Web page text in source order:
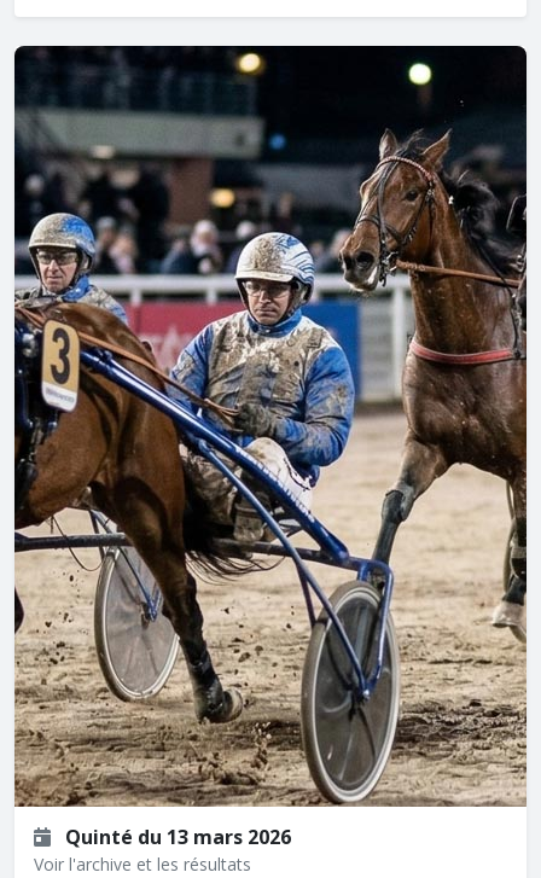
Quinté du 13 mars 2026
Voir l'archive et les résultats